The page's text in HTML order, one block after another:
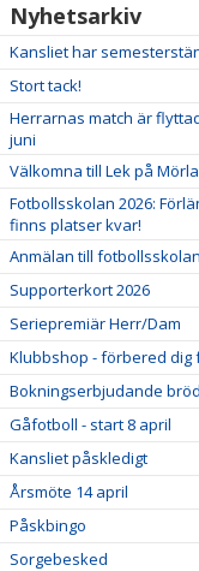
BILDGALLERI
DOKUMENT
Nyhetsarkiv
Kansliet har
Stort tack!
Herrarnas match är
juni
Välkomna till Lek på
Fotbollsskolan 2026:
finns platser kvar!
Anmälan till
Supporterkort 2026
Seriepremiär Herr/Dam
Klubbshop - förbered dig
Bokningserbjudande
Gåfotboll - start 8 april
Kansliet påskledigt
Årsmöte 14 april
Påskbingo
Sorgebesked